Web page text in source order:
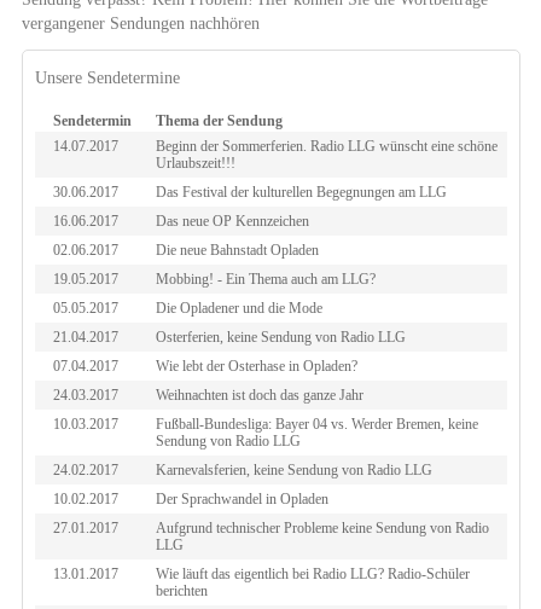
vergangener Sendungen nachhören
Unsere Sendetermine
Sendetermin
Thema der Sendung
14.07.2017
Beginn der Sommerferien. Radio LLG wünscht eine schöne
Urlaubszeit!!!
30.06.2017
Das Festival der kulturellen Begegnungen am LLG
16.06.2017
Das neue OP Kennzeichen
02.06.2017
Die neue Bahnstadt Opladen
19.05.2017
Mobbing! - Ein Thema auch am LLG?
05.05.2017
Die Opladener und die Mode
21.04.2017
Osterferien, keine Sendung von Radio LLG
07.04.2017
Wie lebt der Osterhase in Opladen?
24.03.2017
Weihnachten ist doch das ganze Jahr
10.03.2017
Fußball-Bundesliga: Bayer 04 vs. Werder Bremen, keine
Sendung von Radio LLG
24.02.2017
Karnevalsferien, keine Sendung von Radio LLG
10.02.2017
Der Sprachwandel in Opladen
27.01.2017
Aufgrund technischer Probleme keine Sendung von Radio
LLG
13.01.2017
Wie läuft das eigentlich bei Radio LLG? Radio-Schüler
berichten